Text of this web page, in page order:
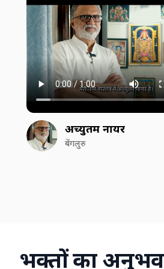
अच्युतम नायर
बेंगलुरु
भक्तों का अनुभव